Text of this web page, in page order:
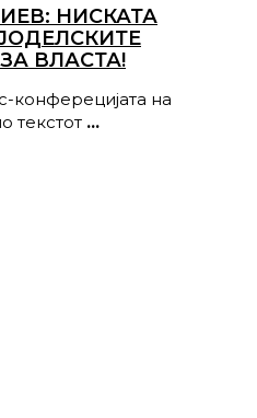
НИСКАТА
ВЛАСТА!
конферецијата на
текстот …